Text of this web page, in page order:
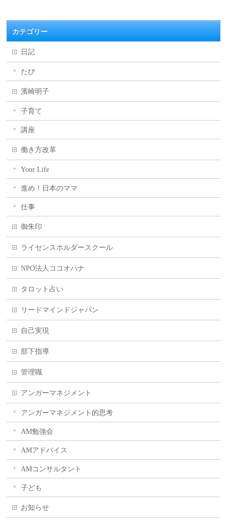
カテゴリー
日記
たび
濱崎明子
子育て
講座
働き方改革
Your Life
進め！日本のママ
仕事
御朱印
ライセンスホルダースクール
NPO法人ココオハナ
タロット占い
リードマインドジャパン
自己実現
部下指導
管理職
アンガーマネジメント
アンガーマネジメント的思考
AM勉強会
AMアドバイス
AMコンサルタント
子ども
お知らせ